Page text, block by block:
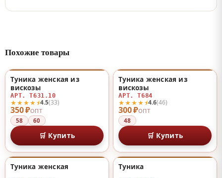
Похожие товары
350 ₽ОПТ
★★★★⯨4.5(33)
Туника женская из
вискозы
АРТ. Т631.10
58 60
🛒 Купить
300 ₽ОПТ
★★★★⯨4.6(46)
Туника женская из
вискозы
АРТ. Т684
48
🛒 Купить
Туника женская Туника